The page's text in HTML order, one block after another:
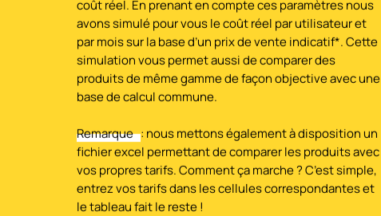
coût réel. En prenant en compte ces paramètres nous
avons simulé pour vous le coût réel par utilisateur et
par mois sur la base d’un prix de vente indicatif*. Cette
simulation vous permet aussi de comparer des
produits de même gamme de façon objective avec une
base de calcul commune.
Remarque : nous mettons également à disposition un
fichier excel permettant de comparer les produits avec
vos propres tarifs. Comment ça marche ? C’est simple,
entrez vos tarifs dans les cellules correspondantes et
le tableau fait le reste !
CHARGEMENT EN COURS